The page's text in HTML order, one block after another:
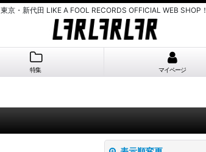
東京・新代田 LIKE A FOOL RECORDS OFFICIAL WEB SHOP！
特集 マイページ